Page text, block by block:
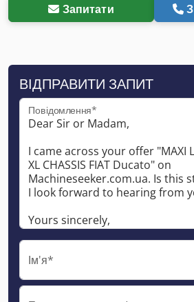
Запитати
ВІДПРАВИТИ ЗАПИТ
Повідомлення*
Ім'я*